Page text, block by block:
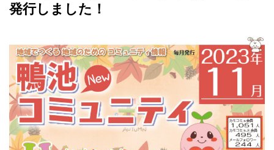
発行しました！